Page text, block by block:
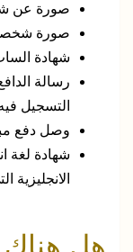
صورة عن
صورة
شهادة
رسالة
التسجيل
وصل دفع مبلغ
شهادة لغة
الانجليزية
هل هناك